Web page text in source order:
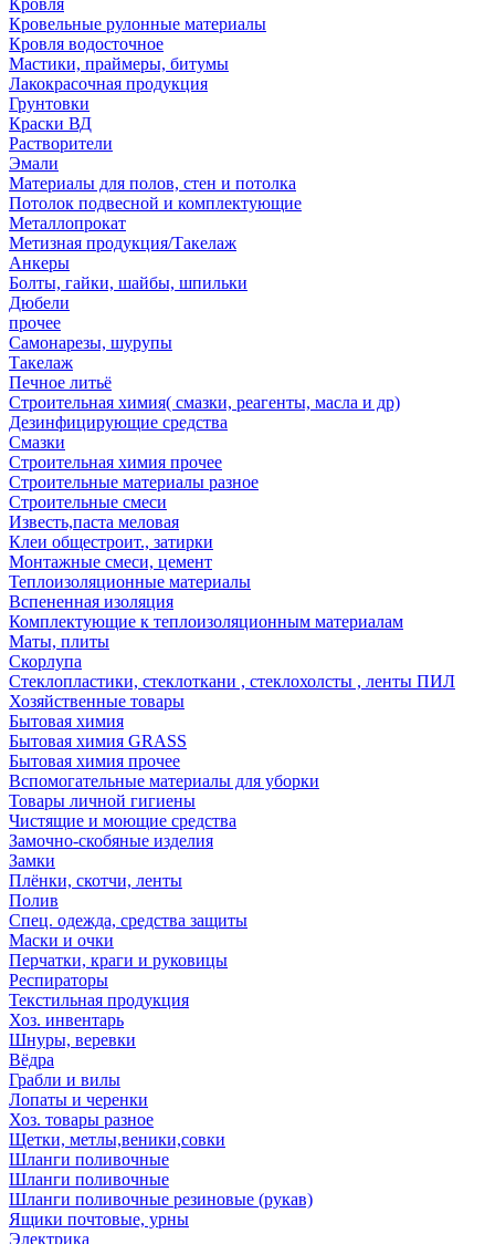
Кровля
Кровельные рулонные материалы
Кровля водосточное
Мастики, праймеры, битумы
Лакокрасочная продукция
Грунтовки
Краски ВД
Растворители
Эмали
Материалы для полов, стен и потолка
Потолок подвесной и комплектующие
Металлопрокат
Метизная продукция/Такелаж
Анкеры
Болты, гайки, шайбы, шпильки
Дюбели
прочее
Самонарезы, шурупы
Такелаж
Печное литьё
Строительная химия( смазки, реагенты, масла и др)
Дезинфицирующие средства
Смазки
Строительная химия прочее
Строительные материалы разное
Строительные смеси
Известь,паста меловая
Клеи общестроит., затирки
Монтажные смеси, цемент
Теплоизоляционные материалы
Вспененная изоляция
Комплектующие к теплоизоляционным материалам
Маты, плиты
Скорлупа
Стеклопластики, стеклоткани , стеклохолсты , ленты ПИЛ
Хозяйственные товары
Бытовая химия
Бытовая химия GRASS
Бытовая химия прочее
Вспомогательные материалы для уборки
Товары личной гигиены
Чистящие и моющие средства
Замочно-скобяные изделия
Замки
Плёнки, скотчи, ленты
Полив
Спец. одежда, средства защиты
Маски и очки
Перчатки, краги и руковицы
Респираторы
Текстильная продукция
Хоз. инвентарь
Шнуры, веревки
Вёдра
Грабли и вилы
Лопаты и черенки
Хоз. товары разное
Щетки, метлы,веники,совки
Шланги поливочные
Шланги поливочные
Шланги поливочные резиновые (рукав)
Ящики почтовые, урны
Электрика